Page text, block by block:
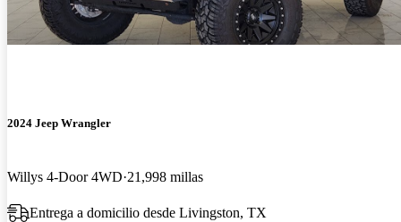
2024 Jeep Wrangler
Willys 4-Door 4WD 21,998 millas
Entrega a domicilio desde Livingston, TX